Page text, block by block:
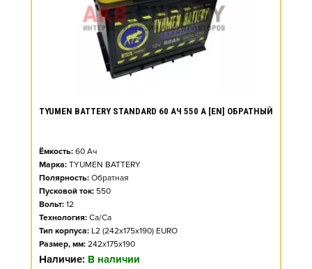
TYUMEN BATTERY STANDARD 60 АЧ 550 А [EN] ОБРАТНЫЙ
Ёмкость: 60 Ач
Марка: TYUMEN BATTERY
Полярность: Обратная
Пусковой ток: 550
Вольт: 12
Технология: Ca/Ca
Тип корпуса: L2 (242x175x190) EURO
Размер, мм: 242x175x190
Наличие: В наличии